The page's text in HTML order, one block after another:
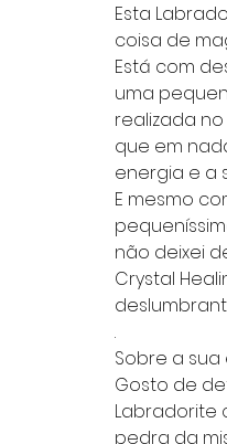
Esta
coisa de
Está com
uma
realizada
que em
energia e a
E mesmo
não deixei
Crystal
.
Sobre a sua
Gosto de
Labradorite
pedra da